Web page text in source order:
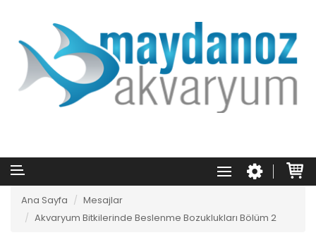
Ana Sayfa
Mesajlar
Akvaryum Bitkilerinde Beslenme Bozuklukları Bölüm 2